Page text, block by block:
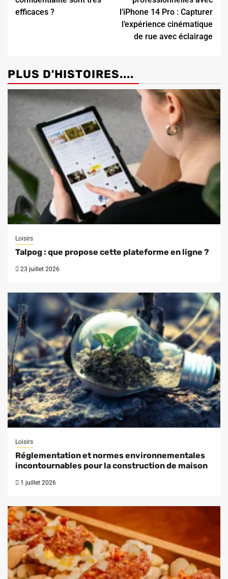
efficaces ?
l’iPhone 14 Pro : Capturer
l’expérience cinématique
de rue avec éclairage
PLUS D'HISTOIRES....
Loisirs
Talpog : que propose cette plateforme en ligne ?
23 juillet 2026
Loisirs
Réglementation et normes environnementales
incontournables pour la construction de maison
1 juillet 2026